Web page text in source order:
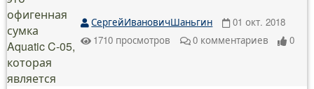
СергейИвановичШаньгин
01 окт. 2018
1710 просмотров 0 комментариев 0